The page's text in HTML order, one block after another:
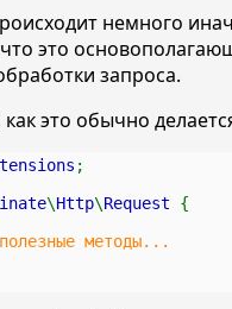
немного
это
запроса.
это обычно
;
\Http\Request {
методы...